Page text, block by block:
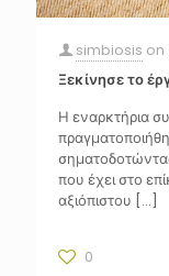
simbiosis on
Ξεκίνησε το
Η εναρκτήρια
που έχει στο
αξιόπιστου […]
0